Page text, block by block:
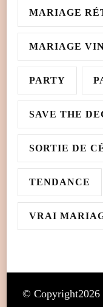
MARIAGE
MARIAGE
PARTY
SAVE THE
SORTIE DE
TENDANCE
VRAI
© Copyright2026